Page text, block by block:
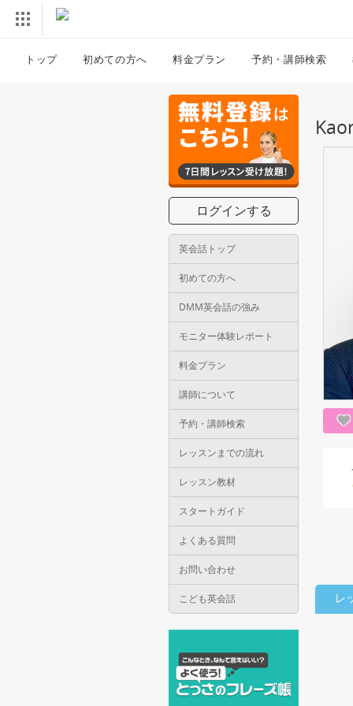
トップ 初めての方へ 料金プラン 予約・講師検索
ログインする
英会話トップ
初めての方へ
DMM英会話の強み
モニター体験レポート
料金プラン
講師について
予約・講師検索
レッスンまでの流れ
レッスン教材
スタートガイド
よくある質問
お問い合わせ
こども英会話 レ